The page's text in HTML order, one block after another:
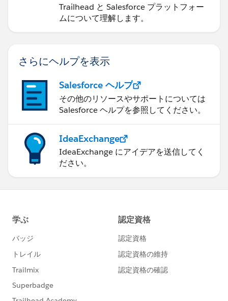
Trailhead と Salesforce プラットフォー
ムについて理解します。
さらにヘルプを表示
Salesforce ヘルプ
その他のリソースやサポートについては
Salesforce ヘルプを参照してください。
IdeaExchange
IdeaExchange にアイデアを送信してく
ださい。